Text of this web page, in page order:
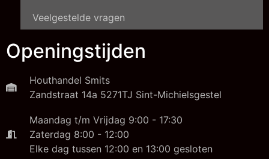
Veelgestelde vragen
Openingstijden
Houthandel Smits
Zandstraat 14a 5271TJ Sint-Michielsgestel
Maandag t/m Vrijdag 9:00 - 17:30
Zaterdag 8:00 - 12:00
Elke dag tussen 12:00 en 13:00 gesloten